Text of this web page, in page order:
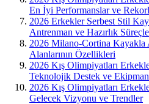
En İyi Performanslar ve
2026 Erkekler Serbest Stil
Antrenman ve Hazırlık
2026 Milano-Cortina Kayakla
Alanlarının Özellikleri
2026 Kış Olimpiyatları
Teknolojik Destek ve Ekipman
2026 Kış Olimpiyatları
Gelecek Vizyonu ve Trendler